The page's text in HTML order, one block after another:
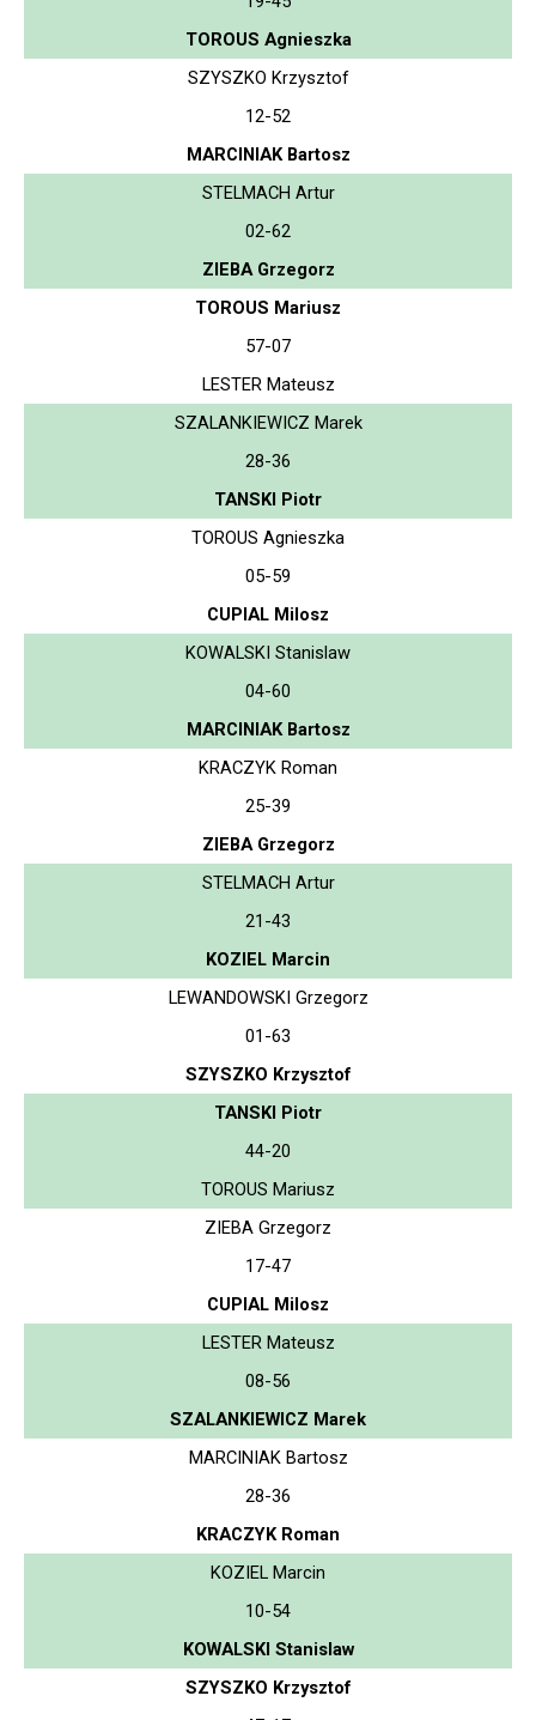
TOROUS Agnieszka
SZYSZKO Krzysztof
12-52
MARCINIAK Bartosz
STELMACH Artur
02-62
ZIEBA Grzegorz
TOROUS Mariusz
57-07
LESTER Mateusz
SZALANKIEWICZ Marek
28-36
TANSKI Piotr
TOROUS Agnieszka
05-59
CUPIAL Milosz
KOWALSKI Stanislaw
04-60
MARCINIAK Bartosz
KRACZYK Roman
25-39
ZIEBA Grzegorz
STELMACH Artur
21-43
KOZIEL Marcin
LEWANDOWSKI Grzegorz
01-63
SZYSZKO Krzysztof
TANSKI Piotr
44-20
TOROUS Mariusz
ZIEBA Grzegorz
17-47
CUPIAL Milosz
LESTER Mateusz
08-56
SZALANKIEWICZ Marek
MARCINIAK Bartosz
28-36
KRACZYK Roman
KOZIEL Marcin
10-54
KOWALSKI Stanislaw
SZYSZKO Krzysztof